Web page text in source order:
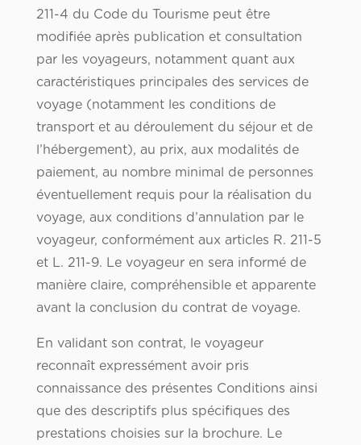
211-4 du Code du Tourisme peut être
modifiée après publication et consultation
par les voyageurs, notamment quant aux
caractéristiques principales des services de
voyage (notamment les conditions de
transport et au déroulement du séjour et de
l’hébergement), au prix, aux modalités de
paiement, au nombre minimal de personnes
éventuellement requis pour la réalisation du
voyage, aux conditions d’annulation par le
voyageur, conformément aux articles R. 211-5
et L. 211-9. Le voyageur en sera informé de
manière claire, compréhensible et apparente
avant la conclusion du contrat de voyage.
En validant son contrat, le voyageur
reconnaît expressément avoir pris
connaissance des présentes Conditions ainsi
que des descriptifs plus spécifiques des
prestations choisies sur la brochure. Le